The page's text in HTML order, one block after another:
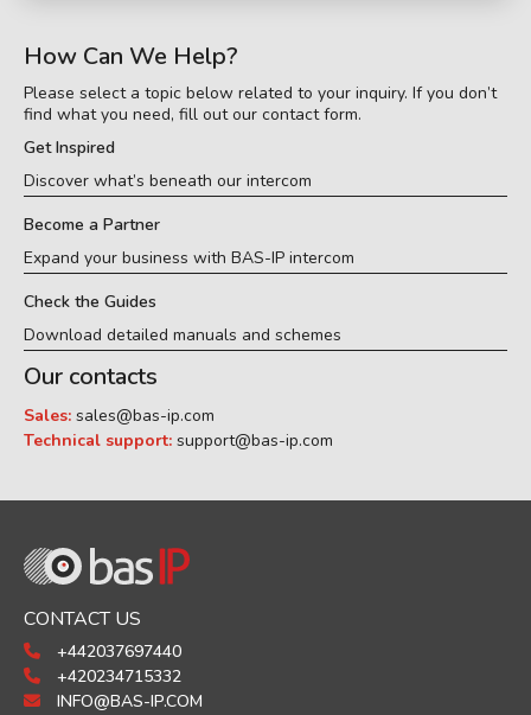
How Can We Help?
Please select a topic below related to your inquiry. If you don’t
find what you need, fill out our contact form.
Get Inspired
Discover what’s beneath our intercom
Become a Partner
Expand your business with BAS-IP intercom
Check the Guides
Download detailed manuals and schemes
Our contacts
Sales: sales@bas-ip.com
Technical support: support@bas-ip.com
CONTACT US
+442037697440
+420234715332
INFO@BAS-IP.COM